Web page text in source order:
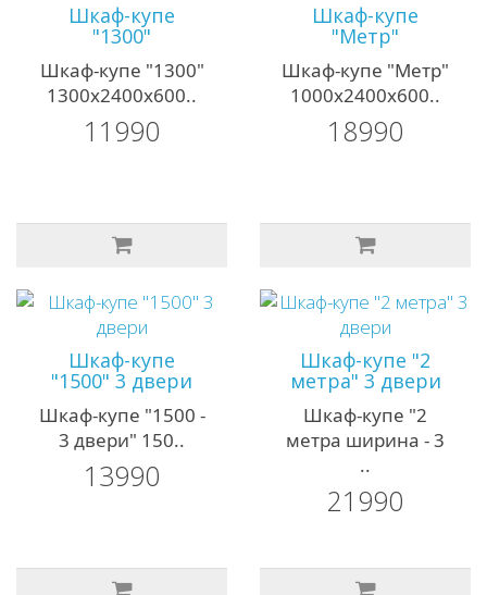
Шкаф-купе
"1300"
Шкаф-купе "1300"
1300х2400х600..
11990
Шкаф-купе
"Метр"
Шкаф-купе "Метр"
1000х2400х600..
18990
Шкаф-купе
"1500" 3 двери
Шкаф-купе "1500 -
3 двери" 150..
13990
Шкаф-купе "2
метра" 3 двери
Шкаф-купе "2
метра ширина - 3
..
21990